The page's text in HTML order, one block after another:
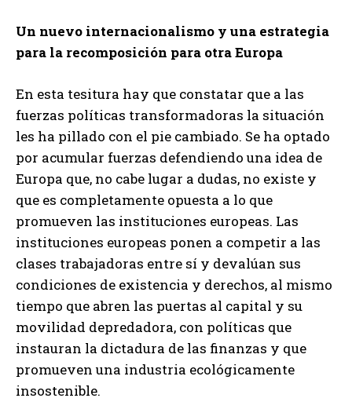
Un nuevo internacionalismo y una estrategia
para la recomposición para otra Europa
En esta tesitura hay que constatar que a las
fuerzas políticas transformadoras la situación
les ha pillado con el pie cambiado. Se ha optado
por acumular fuerzas defendiendo una idea de
Europa que, no cabe lugar a dudas, no existe y
que es completamente opuesta a lo que
promueven las instituciones europeas. Las
instituciones europeas ponen a competir a las
clases trabajadoras entre sí y devalúan sus
condiciones de existencia y derechos, al mismo
tiempo que abren las puertas al capital y su
movilidad depredadora, con políticas que
instauran la dictadura de las finanzas y que
promueven una industria ecológicamente
insostenible.